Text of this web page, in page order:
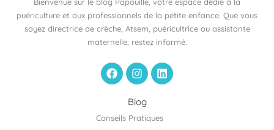
Bienvenue sur le blog Papouille, votre espace dédié à la
puériculture et aux professionnels de la petite enfance. Que vous
soyez directrice de crèche, Atsem, puéricultrice ou assistante
maternelle, restez informé.
F
a
c
o
I
n
s
t
a
g
L
i
n
d
Blog
Conseils Pratiques